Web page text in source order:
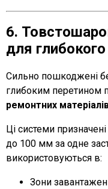
6.
для
Сильно пошкоджені
глибоким перетином
ремонтних
Ці системи
до 100 мм за одне
використовуються в:
Зони